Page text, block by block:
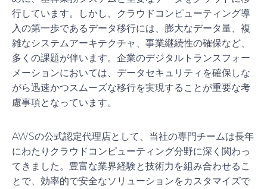
行しています。しかし、クラウドコンピューティング導
入の第一歩であるデータ移行には、膨大なデータ量、複
雑なシステムアーキテクチャ、事業継続性の確保など、
多くの課題が伴います。企業のデジタルトランスフォー
メーションにおいては、データセキュリティを確保しな
がら迅速かつスムーズな移行を実現することが重要な考
慮事項となっています。
AWSの公式認定代理店として、当社の専門チームは長年
にわたりクラウドコンピューティング分野に深く関わっ
てきました。豊富な業界経験と技術力を組み合わせるこ
とで、効率的で安全なソリューションをカスタマイズで